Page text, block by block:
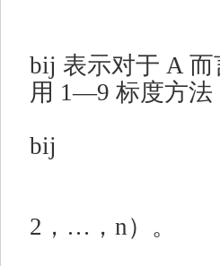
bij 表示对于 A 而
用 1—9 标度方法
bij
2 ， … ， n）。